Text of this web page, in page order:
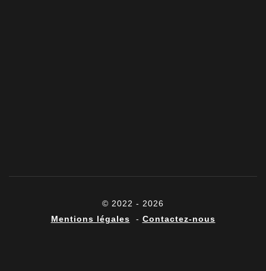
© 2022 - 2026
Mentions légales - Contactez-nous